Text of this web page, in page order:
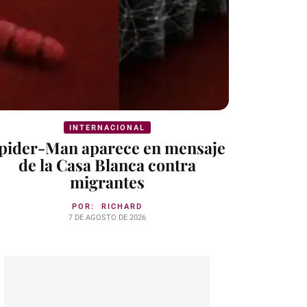
INTERNACIONAL
Man aparece en mensaje
de la Casa Blanca contra
migrantes
POR: RICHARD
7 DE AGOSTO DE 2026